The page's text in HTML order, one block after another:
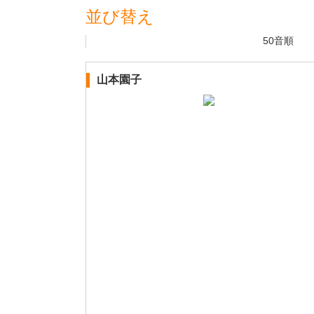
並び替え
50音順
山本園子